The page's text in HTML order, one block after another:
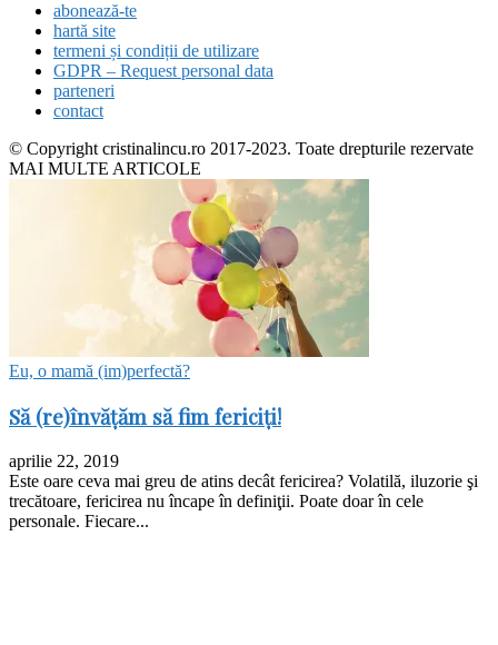
abonează-te
hartă site
termeni și condiții de utilizare
GDPR – Request personal data
parteneri
contact
© Copyright cristinalincu.ro 2017-2023. Toate drepturile rezervate
MAI MULTE ARTICOLE
Eu, o mamă (im)perfectă?
Să (re)învăţăm să fim fericiţi!
aprilie 22, 2019
Este oare ceva mai greu de atins decât fericirea? Volatilă, iluzorie şi
trecătoare, fericirea nu încape în definiţii. Poate doar în cele
personale. Fiecare...